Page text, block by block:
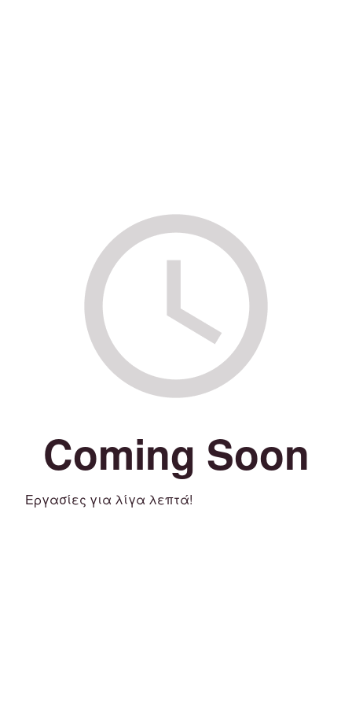
Coming Soon
Εργασίες για λίγα λεπτά!